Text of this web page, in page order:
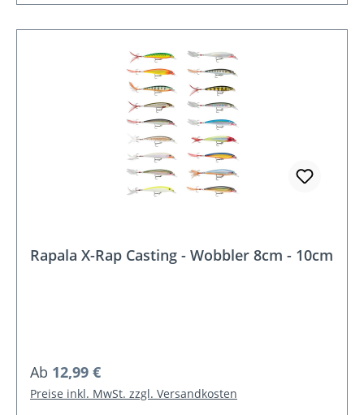
Rapala X-Rap Casting - Wobbler 8cm - 10cm
Regulärer Preis:
Ab 12,99 €
Preise inkl. MwSt. zzgl. Versandkosten